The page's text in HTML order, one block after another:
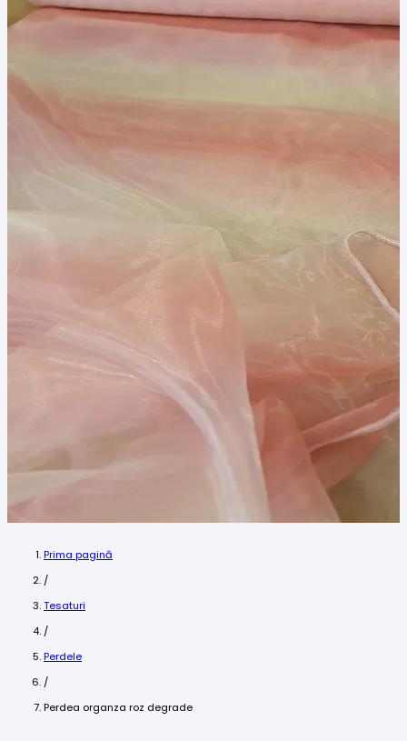
Prima pagină
/
Tesaturi
/
Perdele
/
Perdea organza roz degrade